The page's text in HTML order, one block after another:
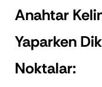
Anahtar
Yaparken
Noktalar: